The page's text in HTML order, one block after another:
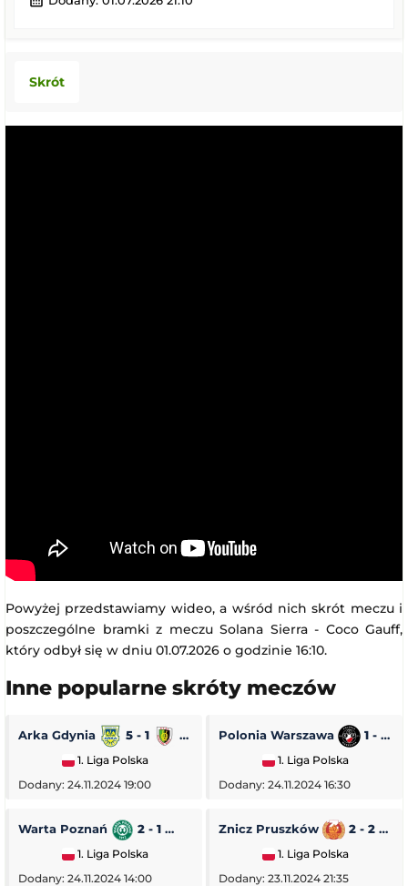
Skrót
Powyżej przedstawiamy wideo, a wśród nich skrót meczu i
poszczególne bramki z meczu Solana Sierra - Coco Gauff,
który odbył się w dniu 01.07.2026 o godzinie 16:10.
Inne popularne skróty meczów
Arka Gdynia 5 - 1
1. Liga Polska
Dodany: 24.11.2024 19:00
Polonia Warszawa 1 - 0
1. Liga Polska
Dodany: 24.11.2024 16:30
Warta Poznań 2 - 1 Pogoń Siedlce
1. Liga Polska
Dodany: 24.11.2024 14:00
Znicz Pruszków 2 - 2
1. Liga Polska
Dodany: 23.11.2024 21:35